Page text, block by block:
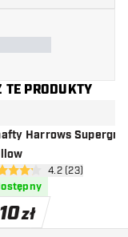
PRODUKTY
życzeń
Harrows
otwórz panel
gwiazdki oceny
4.2 (23)
10zł